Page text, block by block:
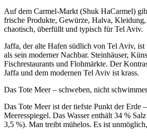
Auf dem Carmel-Markt (Shuk HaCarmel)
frische Produkte, Gewürze, Halva,
chaotisch, überfüllt und typisch für Tel Aviv.
Jaffa, der alte Hafen südlich von Tel Aviv, ist
als sein moderner Nachbar. Steinhäuser,
Fischrestaurants und Flohmärkte. Der
Jaffa und dem modernen Tel Aviv ist krass.
Das Tote Meer – schweben, nicht
Das Tote Meer ist der tiefste Punkt der Erde
Meeresspiegel. Das Wasser enthält 34 %
3,5 %). Man treibt mühelos. Es ist